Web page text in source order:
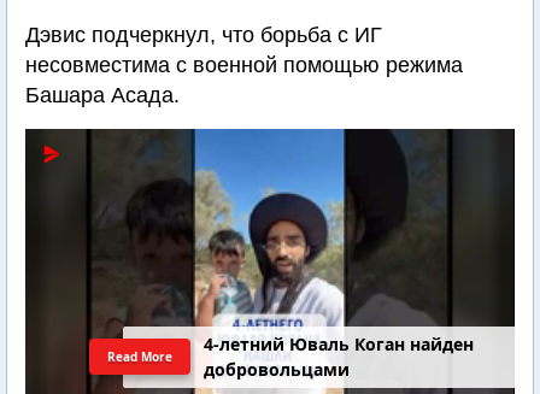
Дэвис подчеркнул, что борьба с ИГ
несовместима с военной помощью режима
Башара Асада.
4-летний Юваль Коган найден
добровольцами
Read More